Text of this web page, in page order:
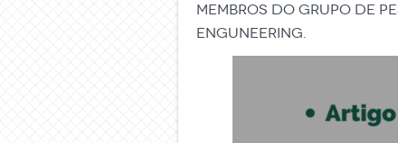
Membros do grupo de
enguneering.